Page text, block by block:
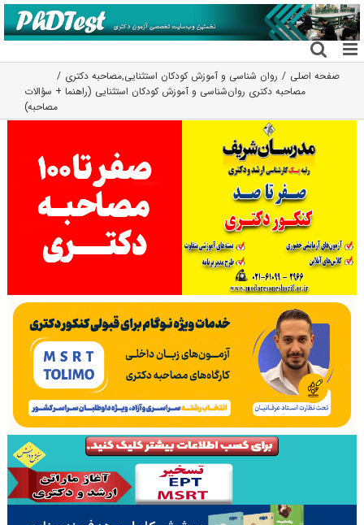
رفتن
به
محتوا
صفحه اصلی روان شناسی و آموزش کودکان استثنایی,مصاحبه دکتری
مصاحبه دکتری روان‌شناسی و آموزش کودکان استثنایی (راهنما + سؤالات
مصاحبه)